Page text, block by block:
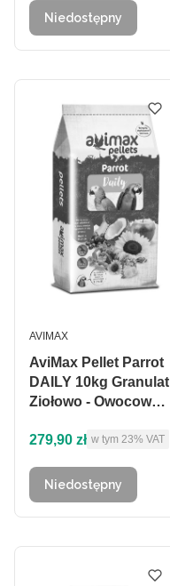
Niedostępny
AviMax Pellet Parrot
DAILY 10kg Granulat
Ziołowo - Owocowo -
dużych papug
PRODUCENT
AVIMAX
Cena brutto
279,90 zł w tym %s VAT
w tym 23% VAT
Niedostępny